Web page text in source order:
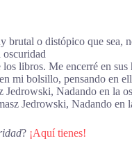
o distópico que sea,
libros. Me encerré en
mi bolsillo, pensando en
Jedrowski, Nadando en la
Jedrowski, Nadando en
? ¡Aquí tienes!